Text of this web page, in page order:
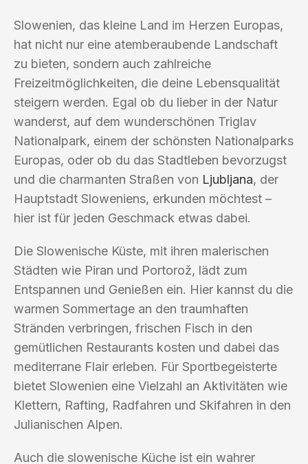
Slowenien, das kleine Land im Herzen Europas,
hat nicht nur eine atemberaubende Landschaft
zu bieten, sondern auch zahlreiche
Freizeitmöglichkeiten, die deine Lebensqualität
steigern werden. Egal ob du lieber in der Natur
wanderst, auf dem wunderschönen Triglav
Nationalpark, einem der schönsten Nationalparks
Europas, oder ob du das Stadtleben bevorzugst
und die charmanten Straßen von Ljubljana, der
Hauptstadt Sloweniens, erkunden möchtest –
hier ist für jeden Geschmack etwas dabei.
Die Slowenische Küste, mit ihren malerischen
Städten wie Piran und Portorož, lädt zum
Entspannen und Genießen ein. Hier kannst du die
warmen Sommertage an den traumhaften
Stränden verbringen, frischen Fisch in den
gemütlichen Restaurants kosten und dabei das
mediterrane Flair erleben. Für Sportbegeisterte
bietet Slowenien eine Vielzahl an Aktivitäten wie
Klettern, Rafting, Radfahren und Skifahren in den
Julianischen Alpen.
Auch die slowenische Küche ist ein wahrer